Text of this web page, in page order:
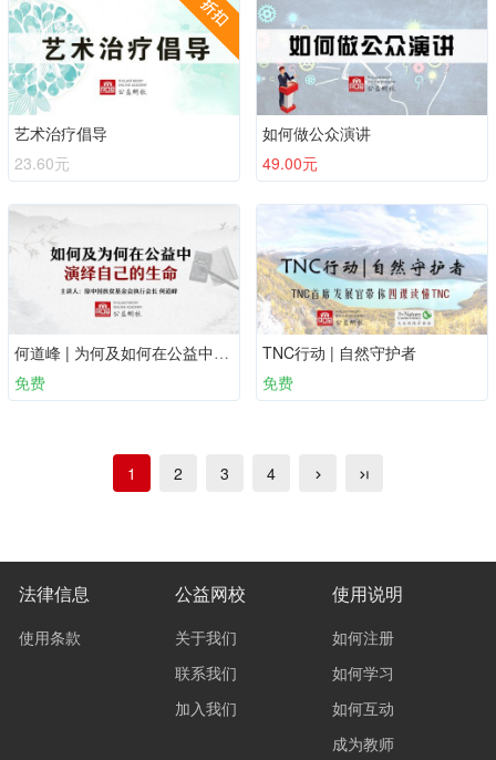
艺术治疗倡导
23.60元
如何做公众演讲
49.00元
何道峰 | 为何及如何在公益中演绎自己的生命
免费
TNC行动 | 自然守护者
免费
1 2 3 4
法律信息
使用条款
公益网校
关于我们
联系我们
加入我们
使用说明
如何注册
如何学习
如何互动
成为教师